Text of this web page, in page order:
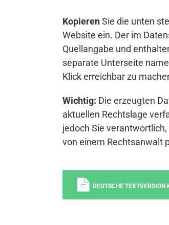
KopierenSie die unten
Website ein. Der im
Quellangabe und
separate Unterseite
Klick erreichbar zu
Wichtig: Die erzeugten
aktuellen Rechtslage
jedoch Sie
von einem Rechtsanwalt
DEUTSCHE TEXTVERSION